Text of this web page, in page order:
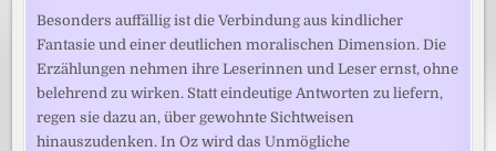
Besonders auffällig ist die Verbindung aus kindlicher
Fantasie und einer deutlichen moralischen Dimension. Die
Erzählungen nehmen ihre Leserinnen und Leser ernst, ohne
belehrend zu wirken. Statt eindeutige Antworten zu liefern,
regen sie dazu an, über gewohnte Sichtweisen
hinauszudenken. In Oz wird das Unmögliche